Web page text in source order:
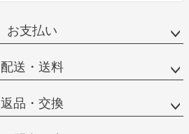
お支払い
配送・送料
返品・交換